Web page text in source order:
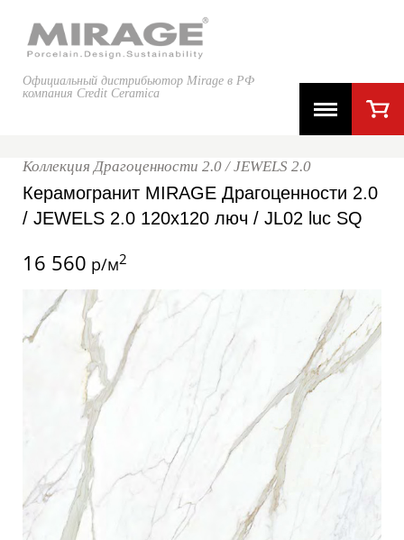
Официальный дистрибьютор Mirage в РФ
компания Credit Ceramica
Коллекция Драгоценности 2.0 / JEWELS 2.0
Керамогранит MIRAGE Драгоценности 2.0
/ JEWELS 2.0 120x120 люч / JL02 luc SQ
16 560 р/м2